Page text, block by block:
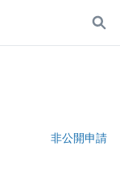
非公開申請